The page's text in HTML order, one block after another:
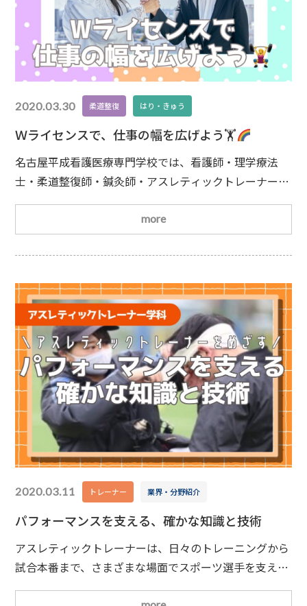
2020.03.30 柔道整復 はり・きゅう
Ｗライセンスで、仕事の幅を広げよう🏋
名古屋平成看護医療専門学校では、看護師・理学療法
士・柔道整復師・鍼灸師・アスレティックトレーナー医
療・スポーツ分野のさまざまな資格取得を目指して学ぶ
ことができます。そしてなんと最短3年で複数資格を得
ることもできるんです！
Wライセンス（複数資格）に
も対応！本校ではWライセンス取得に対応しており、最
ナー学科×はり・きゅう学科といった同時
more
2020.03.11 トレーナー 業界・分野紹介
パフォーマンスを支える、確かな知識と技術
アスレティックトレーナーは、日々のトレーニングから
試合本番まで、さまざまな場面でスポーツ選手を支える